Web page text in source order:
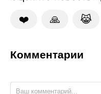
❤️ 🙏 😹
Комментарии